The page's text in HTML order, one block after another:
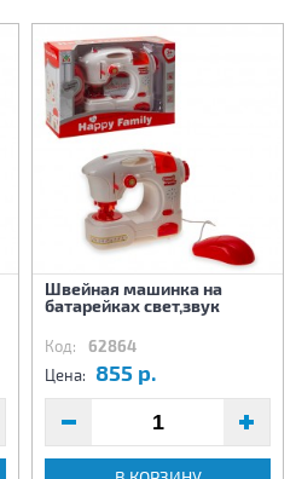
Швейная машинка на
батарейках свет,звук
Код: 62864
Цена: 855 р.